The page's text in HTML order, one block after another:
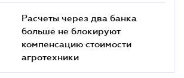
Расчеты через два банка
больше не блокируют
компенсацию стоимости
агротехники